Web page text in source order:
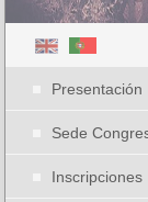
Presentación
Sede
Inscripciones